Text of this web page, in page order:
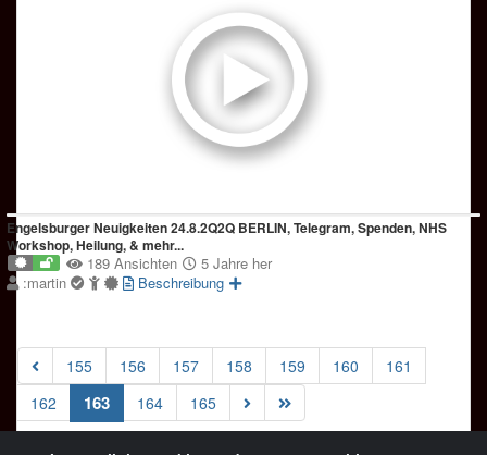
Engelsburger Neuigkeiten 24.8.2Q2Q BERLIN, Telegram, Spenden, NHS
Workshop, Heilung, & mehr...
189 Ansichten
5 Jahre her
:martin
Beschreibung
155 156 157 158 159 160
161
162
163(current)
164 165